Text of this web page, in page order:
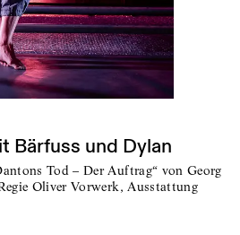
Bärfuss und Dylan
Tod – Der Auftrag“ von Georg
Oliver Vorwerk, Ausstattung